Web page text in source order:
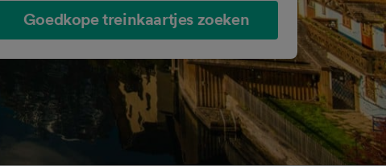
Goedkope treinkaartjes zoeken